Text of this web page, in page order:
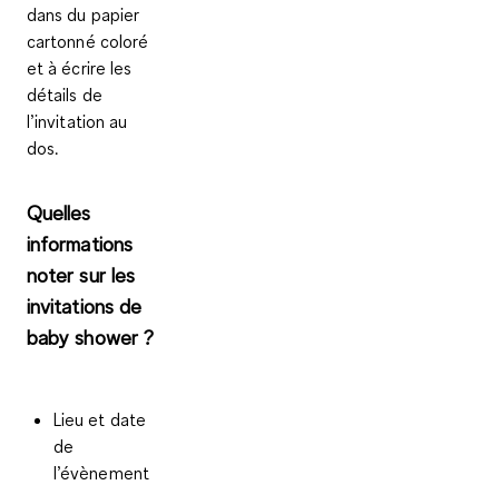
dans du papier
cartonné coloré
et à écrire les
détails de
l’invitation au
dos.
Quelles
informations
noter sur les
invitations de
baby shower ?
Lieu et date
de
l’évènement